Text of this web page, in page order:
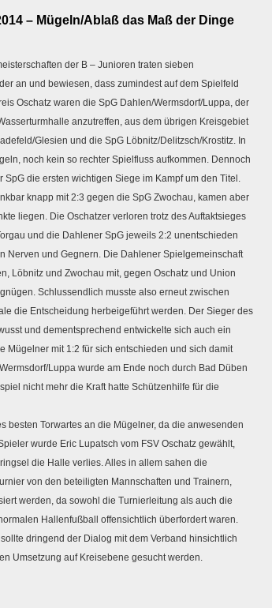
– Mügeln/Ablaß das Maß der Dinge
der B – Junioren traten sieben
an und bewiesen, dass zumindest auf dem Spielfeld
Oschatz waren die SpG Dahlen/Wermsdorf/Luppa, der
anzutreffen, aus dem übrigen Kreisgebiet
Glesien und die SpG Löbnitz/Delitzsch/Krostitz. In
noch kein so rechter Spielfluss aufkommen. Dennoch
die ersten wichtigen Siege im Kampf um den Titel.
knapp mit 2:3 gegen die SpG Zwochau, kamen aber
liegen. Die Oschatzer verloren trotz des Auftaktsieges
und die Dahlener SpG jeweils 2:2 unentschieden
und Gegnern. Die Dahlener Spielgemeinschaft
Löbnitz und Zwochau mit, gegen Oschatz und Union
Schlussendlich musste also erneut zwischen
die Entscheidung herbeigeführt werden. Der Sieger des
und dementsprechend entwickelte sich auch ein
mit 1:2 für sich entschieden und sich damit
Luppa wurde am Ende noch durch Bad Düben
nicht mehr die Kraft hatte Schützenhilfe für die
besten Torwartes an die Mügelner, da die anwesenden
wurde Eric Lupatsch vom FSV Oschatz gewählt,
die Halle verlies. Alles in allem sahen die
von den beteiligten Mannschaften und Trainern,
werden, da sowohl die Turnierleitung als auch die
Hallenfußball offensichtlich überfordert waren.
dringend der Dialog mit dem Verband hinsichtlich
Umsetzung auf Kreisebene gesucht werden.